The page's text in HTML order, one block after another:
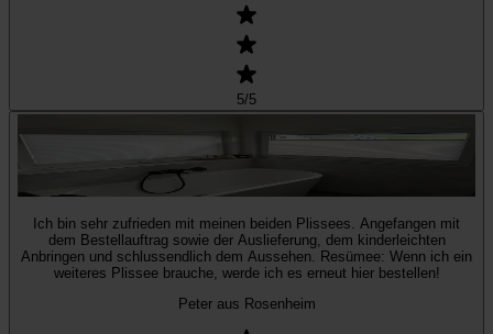
5/5
Ich bin sehr zufrieden mit meinen beiden Plissees. Angefangen mit
dem Bestellauftrag sowie der Auslieferung, dem kinderleichten
Anbringen und schlussendlich dem Aussehen. Resümee: Wenn ich ein
weiteres Plissee brauche, werde ich es erneut hier bestellen!
Peter aus Rosenheim